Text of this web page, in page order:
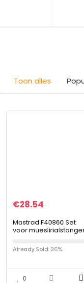
Toon alles
€28.54
Mastrad F40860 Set
voor
meetinstrument met
een lus + 2
Already Sold: 26%
0